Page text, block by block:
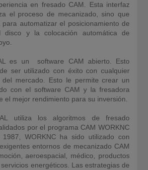
en fresado CAM. Esta interfaz
el proceso de mecanizado, sino que
automatizar el posicionamiento de
y la colocación automática de
es un software CAM abierto. Esto
ser utilizado con éxito con cualquier
del mercado. Esto le permite crear un
con el software CAM y la fresadora
el mejor rendimiento para su inversión.
utiliza los algoritmos de fresado
por el programa CAM WORKNC
1987, WORKNC ha sido utilizado con
entornos de mecanizado CAM
aeroespacial, médico, productos
energéticos. Las estrategias de